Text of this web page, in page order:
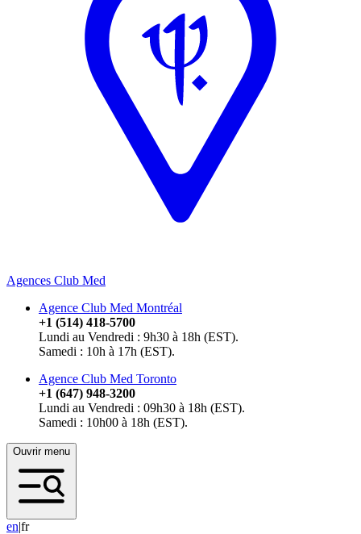
Agences Club Med
Agence Club Med Montréal
+1 (514) 418-5700
Lundi au Vendredi : 9h30 à 18h (EST).
Samedi : 10h à 17h (EST).
Agence Club Med Toronto
+1 (647) 948-3200
Lundi au Vendredi : 09h30 à 18h (EST).
Samedi : 10h00 à 18h (EST).
Ouvrir menu
en|fr